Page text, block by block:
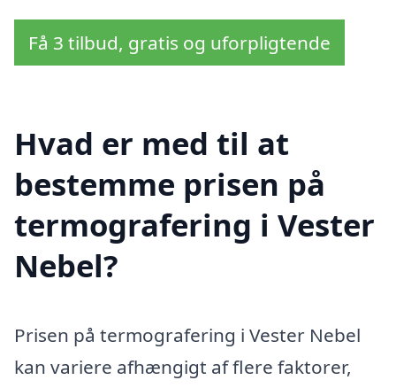
Få 3 tilbud, gratis og uforpligtende
Hvad er med til at
bestemme prisen på
termografering i Vester
Nebel?
Prisen på termografering i Vester Nebel
kan variere afhængigt af flere faktorer,